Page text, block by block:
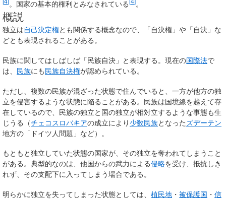
。国家の基本的権利とみなされている 。
概説
独立は自己決定権とも関係する概念なので、「自決権」や「自決」な
どとも表現されることがある。
民族に関してはしばしば「民族自決」と表現する。現在の国際法で
は、
民族にも 民族自決権が認められている。
ただし、複数の民族が混ざった状態で住んでいると、一方が他方の独
立を侵害するような状態に陥ることがある。民族は国境線を越えて存
在しているので、民族の独立と国の独立が相対立するような事態も生
じうる（チェコスロバキアの成立により 少数民族となった ズデーテン
地方の「ドイツ人問題」など）。
もともと独立していた状態の国家が、その独立を奪われてしまうこと
がある。典型的なのは、他国からの武力による侵略を受け、抵抗しき
れず、その支配下に入ってしまう場合である。
明らかに独立を失ってしまった状態としては、 植民地 ・ 被保護国 ・ 信